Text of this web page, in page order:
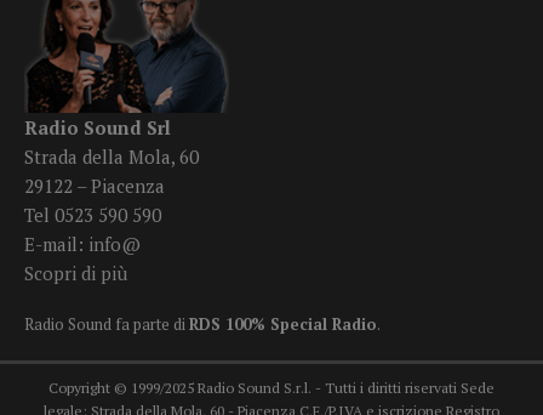
Radio Sound Srl
Strada della Mola, 60
29122 – Piacenza
Tel 0523 590 590
E-mail: info@
Scopri di più
Radio Sound fa parte diRDS 100% Special Radio.
Copyright © 1999/2025 Radio Sound S.r.l. - Tutti i diritti riservati Sede
legale: Strada della Mola, 60 - Piacenza C.F./P.IVA e iscrizione Registro